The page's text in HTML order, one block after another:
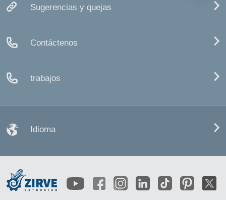
Sugerencias y quejas
Contáctenos
trabajos
Idioma